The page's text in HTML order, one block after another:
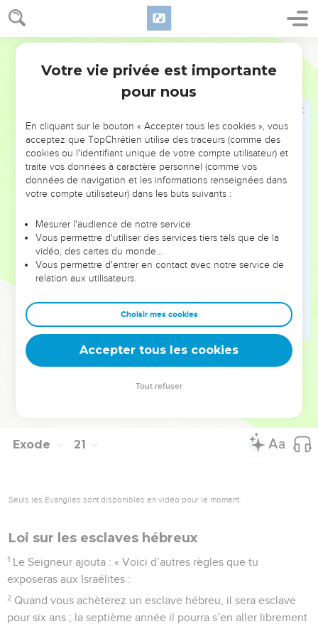
Exode 20
s’approchait de l’épais nuage où se tenait Dieu.
Loi concernant l'autel des sacrifices
Le Seigneur dit à Moïse : « Voici ce que tu transmettras de
ma part aux Israélites : “Vous l’avez vu, c’est du haut du ciel
Vous ne vous fabriquerez pas d’idoles en argent ou en or,
pour adorer d’autres dieux à côté de moi.
Vous me construirez un autel de terre, sur lequel vous
m’offrirez vos moutons, vos chèvres et vos bœufs en
viendrai vous bénir en tout endroit où je manifesterai ma
présence.
Si vous me construisez un autel de pierres, ne le faites pas
en pierres de taille, car en taillant les pierres au ciseau, vous
Vous ne me construirez pas un autel auquel on accède
par des marches, afin que l’on n’aperçoive pas d’en bas la
nudité de celui qui y monterait.” »
© Société biblique française – Bibli’O, 1997, avec autorisation. Pour vous procurer
Exode 21
Seuls les Évangiles sont disponibles en vidéo pour le moment.
Loi sur les esclaves hébreux
1 Le Seigneur ajouta : « Voici d’autres règles que tu
exposeras aux Israélites :
2 Quand vous achèterez un esclave hébreu, il sera esclave
pour six ans ; la septième année il pourra s’en aller librement
Votre vie privée est importante
pour nous
En cliquant sur le bouton « Accepter tous les cookies », vous
acceptez que TopChrétien utilise des traceurs (comme des
cookies ou l'identifiant unique de votre compte utilisateur) et
traite vos données à caractère personnel (comme vos
données de navigation et les informations renseignées dans
votre compte utilisateur) dans les buts suivants :
Mesurer l'audience de notre service
Vous permettre d'utiliser des services tiers tels que de la
vidéo, des cartes du monde…
Vous permettre d'entrer en contact avec notre service de
relation aux utilisateurs.
Choisir mes cookies
Accepter tous les cookies
Tout refuser